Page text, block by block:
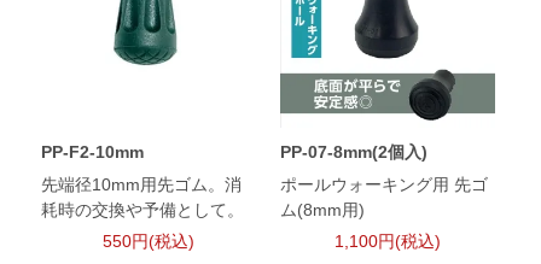
PP-F2-10mm
先端径10mm用先ゴム。消
耗時の交換や予備として。
550円(税込)
PP-07-8mm(2個入)
ポールウォーキング用 先ゴ
ム(8mm用)
1,100円(税込)